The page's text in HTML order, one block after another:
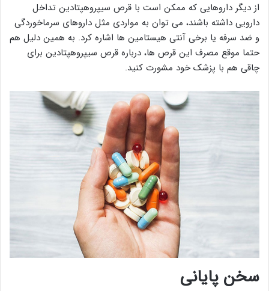
از دیگر داروهایی که ممکن است با قرص سیپروهپتادین تداخل
دارویی داشته باشند، می توان به مواردی مثل داروهای سرماخوردگی
و ضد سرفه یا برخی آنتی هیستامین ها اشاره کرد. به همین دلیل هم
حتما موقع مصرف این قرص ها، درباره قرص سیپروهپتادین برای
چاقی هم با پزشک خود مشورت کنید.
سخن پایانی